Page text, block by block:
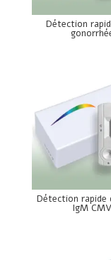
Détection
Détection rapide
IgM CMV